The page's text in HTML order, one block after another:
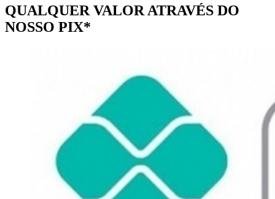
QUALQUER VALOR ATRAVÉS DO
NOSSO PIX*